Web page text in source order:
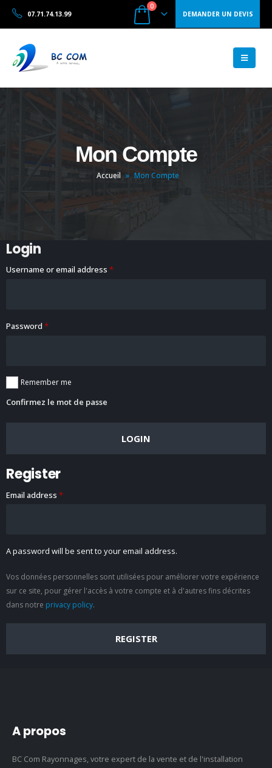
07.71.74.13.99
0
DEMANDER UN DEVIS
Mon Compte
Accueil » Mon Compte
Login
Username or email address *
Password *
Remember me
Confirmez le mot de passe
LOGIN
Register
Email address *
A password will be sent to your email address.
Vos données personnelles sont utilisées pour améliorer votre expérience
sur ce site, pour gérer l'accès à votre compte et à d'autres fins décrites
dans notre privacy policy.
REGISTER
A propos
BC Com Rayonnages, votre expert de la vente et de l'installation